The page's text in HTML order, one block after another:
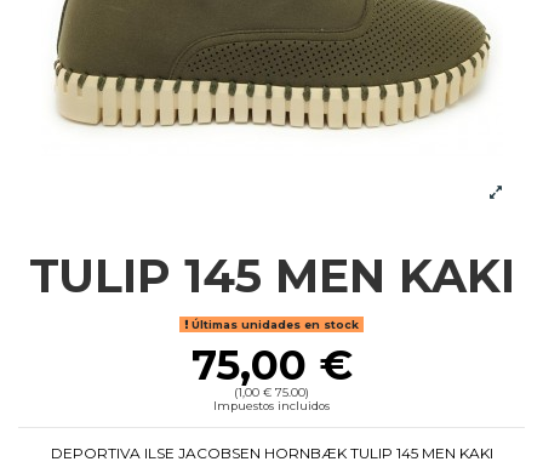
TULIP 145 MEN KAKI
Últimas unidades en stock
75,00 €
(1,00 € 75.00)
Impuestos incluidos
DEPORTIVA ILSE JACOBSEN HORNBÆK TULIP 145 MEN KAKI